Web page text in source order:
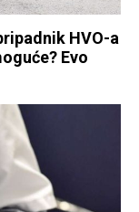
HVO-a
Evo